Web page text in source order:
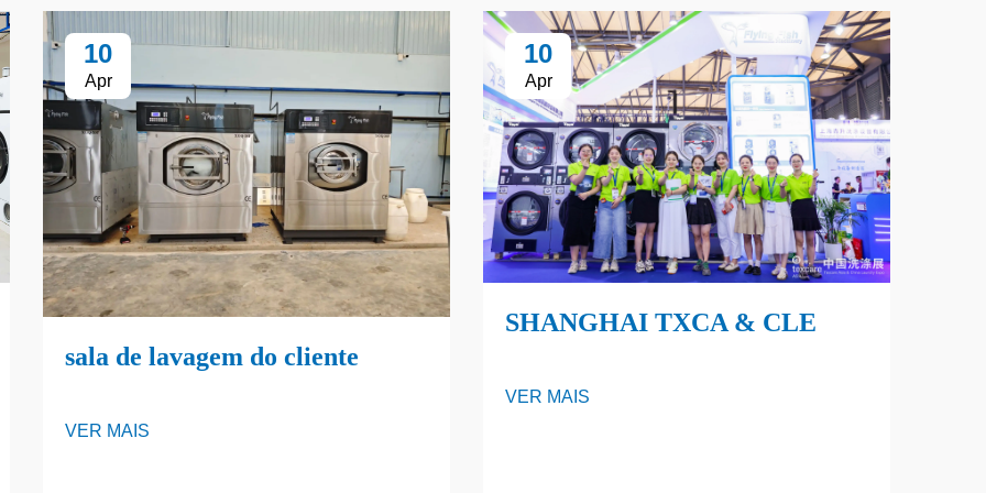
10
Apr
sala de lavagem do cliente
VER MAIS
10
Apr
SHANGHAI TXCA & CLE
VER MAIS